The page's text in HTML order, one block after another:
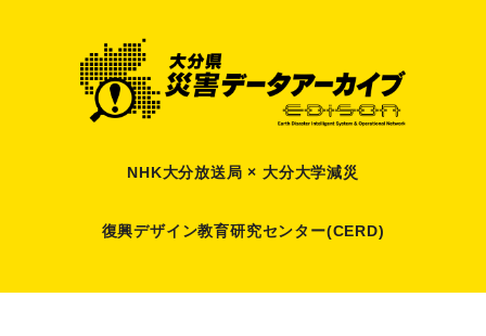
NHK大分放送局 × 大分大学減災
復興デザイン教育研究センター(CERD)